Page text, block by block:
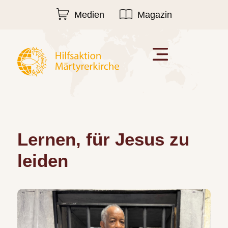
Medien Magazin
Lernen, für Jesus zu
leiden